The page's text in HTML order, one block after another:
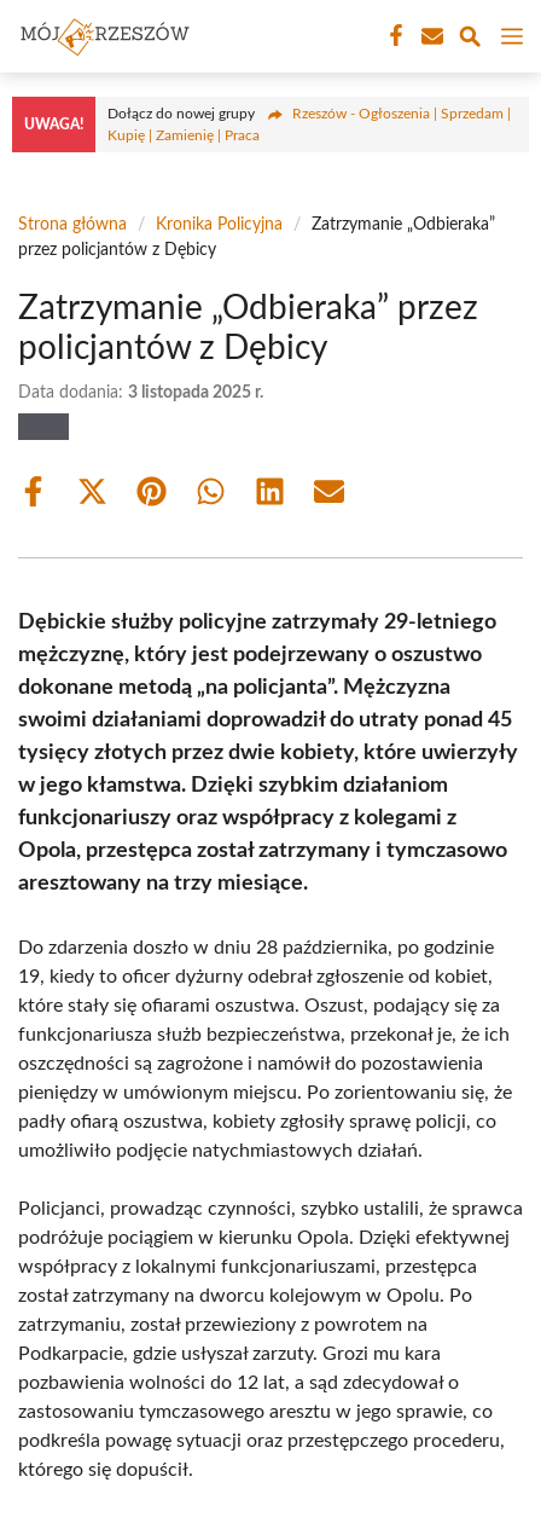
treści
UWAGA!
Dołącz do nowej grupy
Rzeszów - Ogłoszenia | Sprzedam |
Kupię | Zamienię | Praca
Strona główna / Kronika Policyjna /
Zatrzymanie „Odbieraka”
przez policjantów z Dębicy
Zatrzymanie „Odbieraka” przez
policjantów z Dębicy
Data dodania: 3 listopada 2025 r.
Share
Share
(Twitter)
Share Share Share Share
Dębickie służby policyjne zatrzymały 29-letniego
mężczyznę, który jest podejrzewany o oszustwo
dokonane metodą „na policjanta”. Mężczyzna
swoimi działaniami doprowadził do utraty ponad 45
tysięcy złotych przez dwie kobiety, które uwierzyły
w jego kłamstwa. Dzięki szybkim działaniom
funkcjonariuszy oraz współpracy z kolegami z
Opola, przestępca został zatrzymany i tymczasowo
aresztowany na trzy miesiące.
Do zdarzenia doszło w dniu 28 października, po godzinie
19, kiedy to oficer dyżurny odebrał zgłoszenie od kobiet,
które stały się ofiarami oszustwa. Oszust, podający się za
funkcjonariusza służb bezpieczeństwa, przekonał je, że ich
oszczędności są zagrożone i namówił do pozostawienia
pieniędzy w umówionym miejscu. Po zorientowaniu się, że
padły ofiarą oszustwa, kobiety zgłosiły sprawę policji, co
umożliwiło podjęcie natychmiastowych działań.
Policjanci, prowadząc czynności, szybko ustalili, że sprawca
podróżuje pociągiem w kierunku Opola. Dzięki efektywnej
współpracy z lokalnymi funkcjonariuszami, przestępca
został zatrzymany na dworcu kolejowym w Opolu. Po
zatrzymaniu, został przewieziony z powrotem na
Podkarpacie, gdzie usłyszał zarzuty. Grozi mu kara
pozbawienia wolności do 12 lat, a sąd zdecydował o
zastosowaniu tymczasowego aresztu w jego sprawie, co
podkreśla powagę sytuacji oraz przestępczego procederu,
którego się dopuścił.